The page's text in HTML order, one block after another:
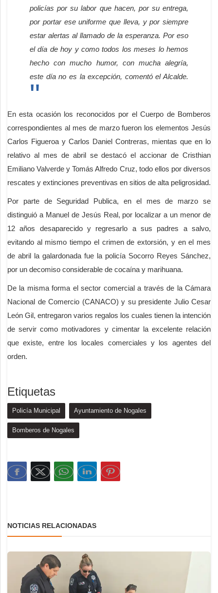
policías por su labor que hacen, por su entrega,
por portar ese uniforme que lleva, y por siempre
estar alertas al llamado de la esperanza. Por eso
el día de hoy y como todos los meses lo hemos
hecho con mucho humor, con mucha alegría,
este día no es la excepción, comentó el Alcalde.
En esta ocasión los reconocidos por el Cuerpo de Bomberos
correspondientes al mes de marzo fueron los elementos Jesús
Carlos Figueroa y Carlos Daniel Contreras, mientas que en lo
relativo al mes de abril se destacó el accionar de Cristhian
Emiliano Valverde y Tomás Alfredo Cruz, todo ellos por diversos
rescates y extinciones preventivas en sitios de alta peligrosidad.
Por parte de Seguridad Publica, en el mes de marzo se
distinguió a Manuel de Jesús Real, por localizar a un menor de
12 años desaparecido y regresarlo a sus padres a salvo,
evitando al mismo tiempo el crimen de extorsión, y en el mes
de abril la galardonada fue la policía Socorro Reyes Sánchez,
por un decomiso considerable de cocaína y marihuana.
De la misma forma el sector comercial a través de la Cámara
Nacional de Comercio (CANACO) y su presidente Julio Cesar
León Gil, entregaron varios regalos los cuales tienen la intención
de servir como motivadores y cimentar la excelente relación
que existe, entre los locales comerciales y los agentes del
orden.
Etiquetas
Policía Municipal Ayuntamiento de Nogales
Bomberos de Nogales
NOTICIAS RELACIONADAS